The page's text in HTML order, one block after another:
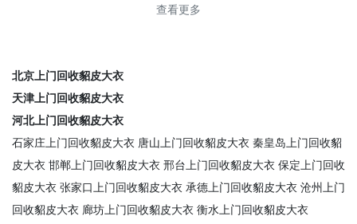
查看更多
北京上门回收貂皮大衣
天津上门回收貂皮大衣
河北上门回收貂皮大衣
石家庄上门回收貂皮大衣 唐山上门回收貂皮大衣 秦皇岛上门回收貂
皮大衣 邯郸上门回收貂皮大衣 邢台上门回收貂皮大衣 保定上门回收
貂皮大衣 张家口上门回收貂皮大衣 承德上门回收貂皮大衣 沧州上门
回收貂皮大衣 廊坊上门回收貂皮大衣 衡水上门回收貂皮大衣